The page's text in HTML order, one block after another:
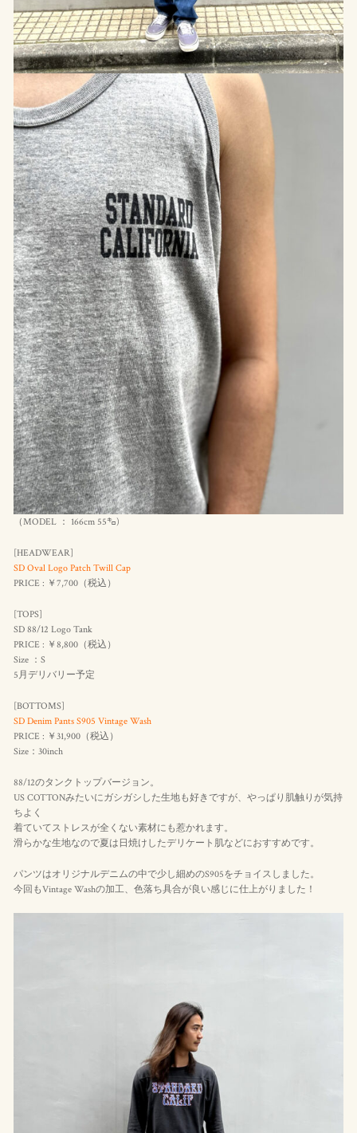
（MODEL ： 166cm 55㌔)
[HEADWEAR]
SD Oval Logo Patch Twill Cap
PRICE : ￥7,700（税込 ）
[TOPS]
SD 88/12 Logo Tank
PRICE : ￥8,800（税込 ）
Size ：S
5月デリバリー予定
[BOTTOMS]
SD Denim Pants S905 Vintage Wash
PRICE : ￥31,900（税込）
Size：30inch
88/12のタンクトップバージョン。
US COTTONみたいにガシガシした生地も好きですが、やっぱり肌触りが気持
ちよく
着ていてストレスが全くない素材にも惹かれます。
滑らかな生地なので夏は日焼けしたデリケート肌などにおすすめです。
パンツはオリジナルデニムの中で少し細めのS905をチョイスしました。
今回もVintage Washの加工、色落ち具合が良い感じに仕上がりました！